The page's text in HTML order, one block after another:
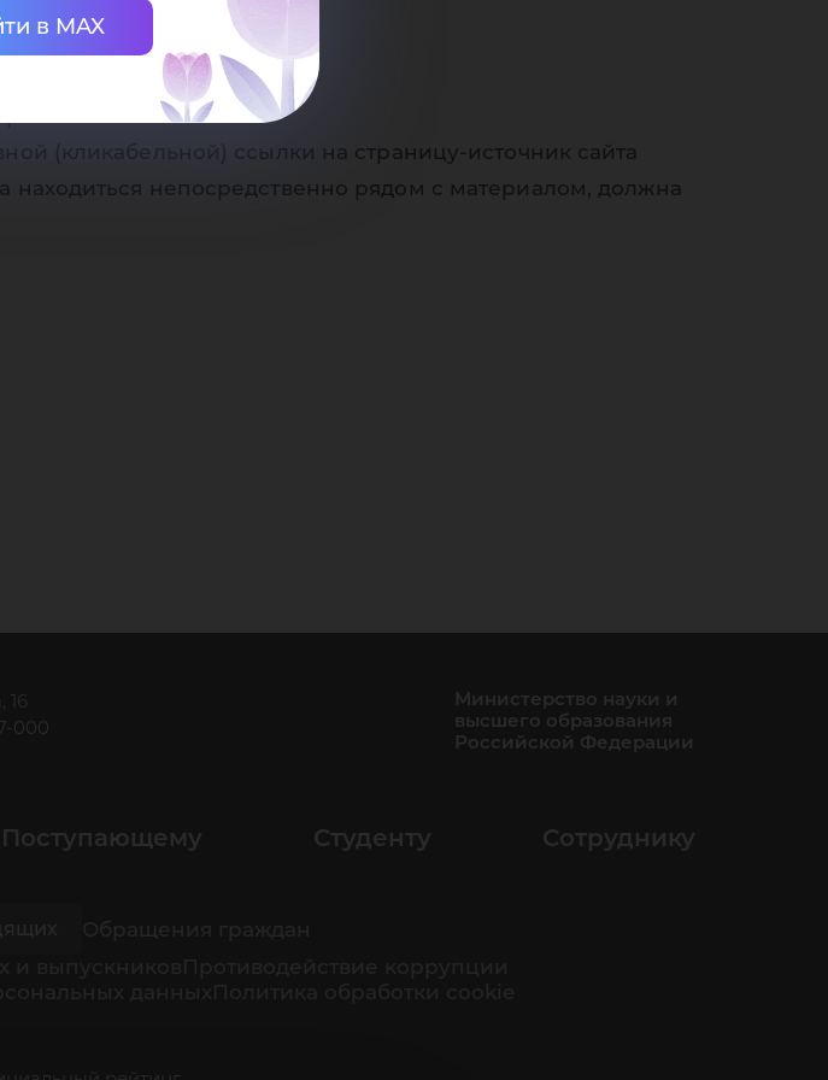
в MAX
(кликабельной) ссылки на страницу-источник сайта
находиться непосредственно рядом с материалом, должна
16
000
Министерство науки и
высшего образования
Российской Федерации
Поступающему Студенту Сотруднику